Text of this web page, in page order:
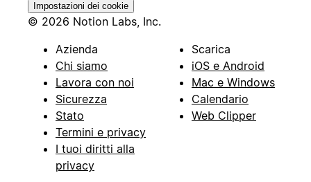
Impostazioni dei cookie
© 2026 Notion Labs, Inc.
Azienda
Chi siamo
Lavora con noi
Sicurezza
Stato
Termini e privacy
I tuoi diritti alla
privacy
Scarica
iOS e Android
Mac e Windows
Calendario
Web Clipper